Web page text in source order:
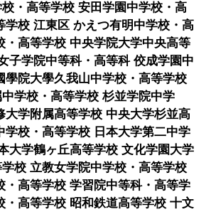
・高等学校 安田学園中学校・高
学校 江東区 かえつ有明中学校・高
・高等学校 中央学院大学中央高等
子学院中等科・高等科 佼成学園中
學院大學久我山中学校・高等学校
学校・高等学校 杉並学院中学
大学附属高等学校 中央大学杉並高
学校・高等学校 日本大学第二中学
大学鶴ヶ丘高等学校 文化学園大学
校 立教女学院中学校・高等学校
・高等学校 学習院中等科・高等学
・高等学校 昭和鉄道高等学校 十文